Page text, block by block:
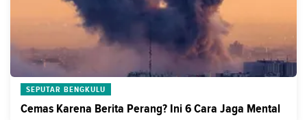
SEPUTAR BENGKULU
Cemas Karena Berita Perang? Ini 6 Cara Jaga Mental